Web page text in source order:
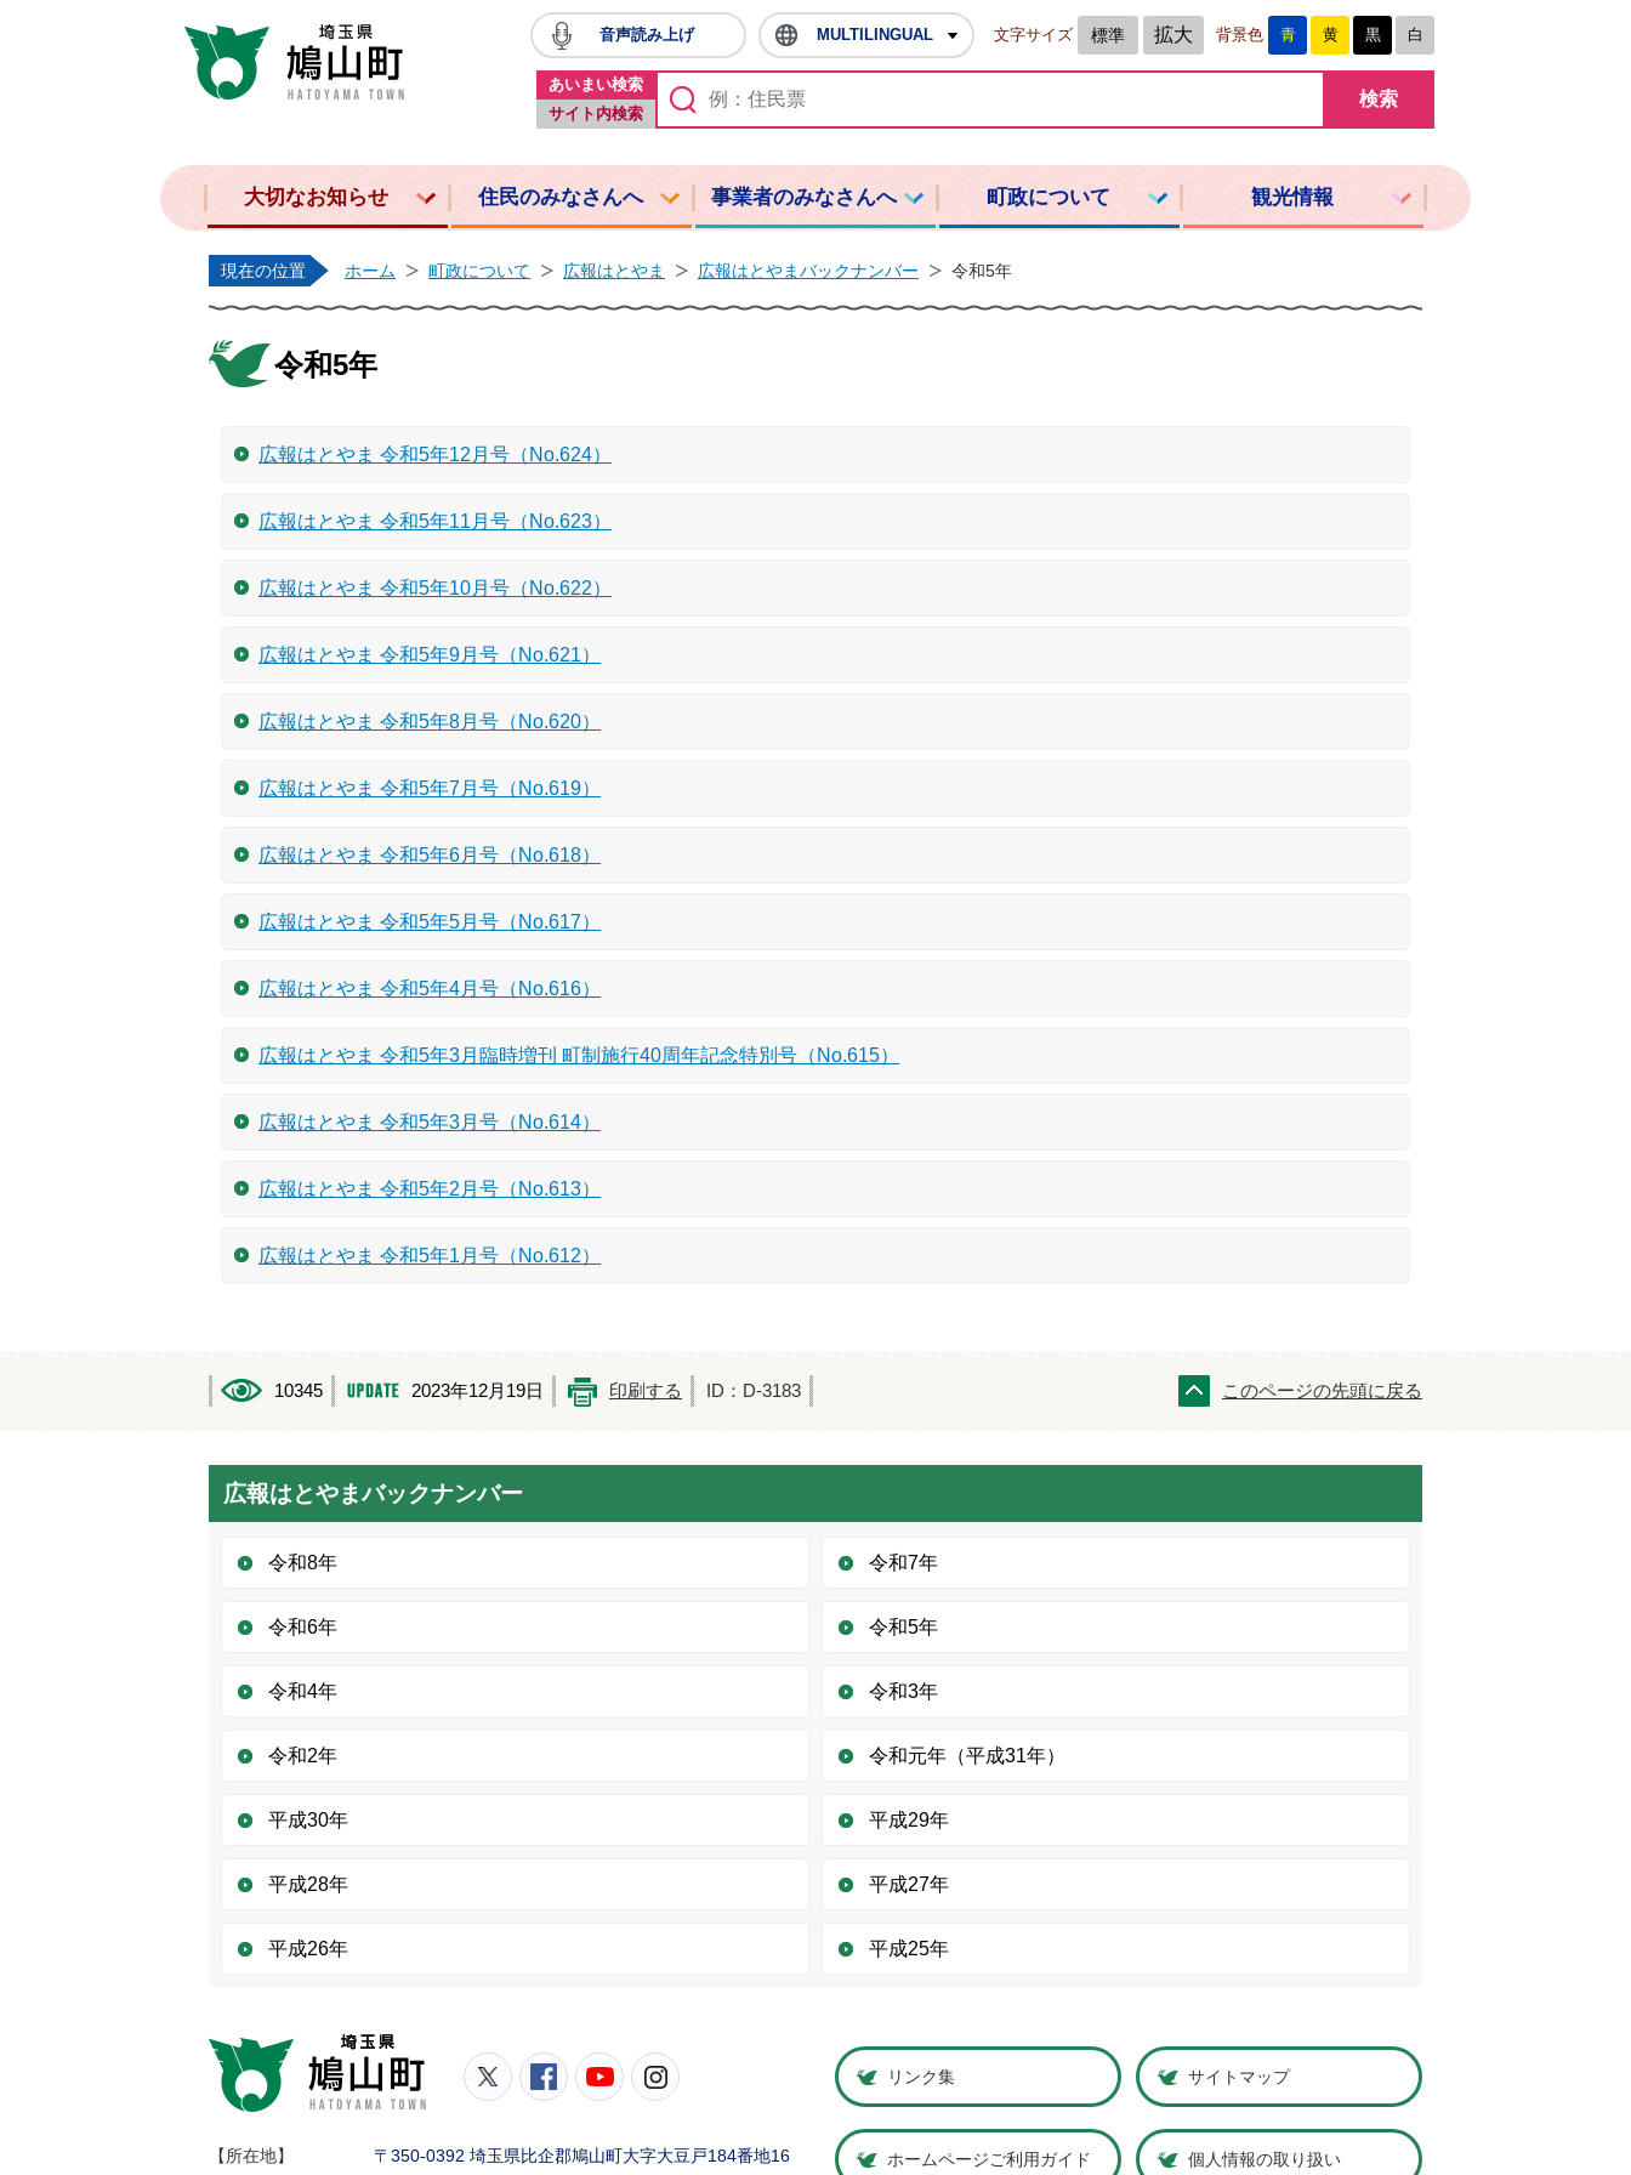
鳩山町ホームページ
音声読み上げ MULTILINGUAL 文字サイズ 標準 拡大 背景色 青 黄 黒 白
あいまい検索
サイト内検索
大切なお知らせ 住民のみなさんへ 事業者のみなさんへ 町政について 観光情報
現在の位置 ホーム 町政について 広報はとやま 広報はとやまバックナンバー 令和5年
令和5年
広報はとやま 令和5年12月号（No.624）
広報はとやま 令和5年11月号（No.623）
広報はとやま 令和5年10月号（No.622）
広報はとやま 令和5年9月号（No.621）
広報はとやま 令和5年8月号（No.620）
広報はとやま 令和5年7月号（No.619）
広報はとやま 令和5年6月号（No.618）
広報はとやま 令和5年5月号（No.617）
広報はとやま 令和5年4月号（No.616）
広報はとやま 令和5年3月臨時増刊 町制施行40周年記念特別号（No.615）
広報はとやま 令和5年3月号（No.614）
広報はとやま 令和5年2月号（No.613）
広報はとやま 令和5年1月号（No.612）
10345 2023年12月19日 印刷する ID：D-3183 このページの先頭に戻る
広報はとやまバックナンバー
令和8年 令和7年
令和6年 令和5年
令和4年 令和3年
令和2年 令和元年（平成31年）
平成30年 平成29年
平成28年 平成27年
平成26年 平成25年
鳩山町
鳩山町公式Twitter
鳩山町公式Facebook
鳩山町公式YouTube
鳩山町公式Instagram
【所在地】 〒350-0392 埼玉県比企郡鳩山町大字大豆戸184番地16
リンク集 サイトマップ
ホームページご利用ガイド 個人情報の取り扱い